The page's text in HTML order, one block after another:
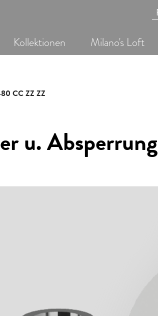
Kollektionen Milano's Loft
CC ZZ ZZ
u. Absperrung